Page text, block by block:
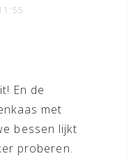
En de
met
bessen lijkt
proberen.